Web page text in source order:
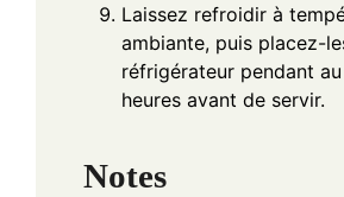
Laissez refroidir à
ambiante, puis placez-
réfrigérateur pendant
heures avant de servir.
Notes